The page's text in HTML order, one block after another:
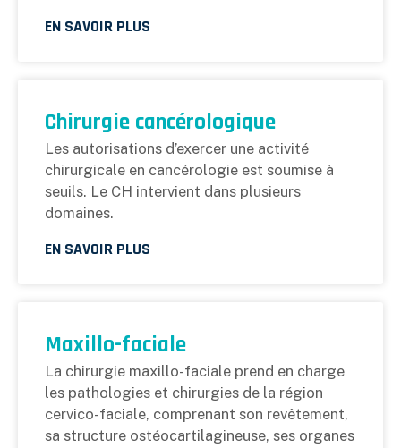
EN SAVOIR PLUS
Chirurgie cancérologique
Les autorisations d’exercer une activité
chirurgicale en cancérologie est soumise à
seuils. Le CH intervient dans plusieurs
domaines.
EN SAVOIR PLUS
Maxillo-faciale
La chirurgie maxillo-faciale prend en charge
les pathologies et chirurgies de la région
cervico-faciale, comprenant son revêtement,
sa structure ostéocartilagineuse, ses organes